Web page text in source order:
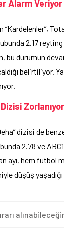
Alarm Veriyor
“Kardelenler”,
2.17
bu durumun
belirtiliyor.
Zorlanıyor
dizisi de
2.78 ve
ayı, hem futbol
düşüş